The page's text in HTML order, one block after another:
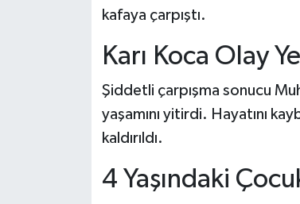
kafaya çarpıştı.
Karı Koca Olay
Şiddetli çarpışma sonucu
yaşamını yitirdi. Hayatını
kaldırıldı.
4 Yaşındaki